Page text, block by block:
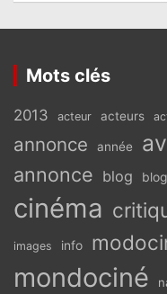
Mots clés
2013 acteur acteurs
annonce année
annonce blog
cinéma
images info
mondociné